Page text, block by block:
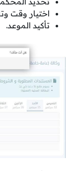
اختيار وقت
تأكيد الموعد.